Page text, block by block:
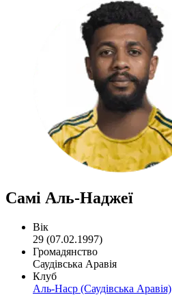
Самі Аль-Наджеї
Вік
29 (07.02.1997)
Громадянство
Саудівська Аравія
Клуб
Аль-Наср (Саудівська Аравія)